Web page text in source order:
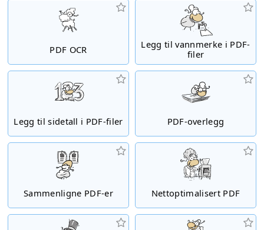
PDF OCR
Legg til vannmerke i PDF-
filer
Legg til sidetall i PDF-filer PDF-overlegg
Sammenligne PDF-er Nettoptimalisert PDF